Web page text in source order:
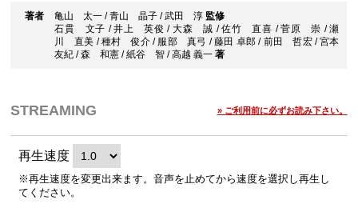
著者 亀山 太一 / 青山 晶子 / 武田 淳 監修
石貫 文子 / 井上 英俊 / 大森 誠 / 佐竹 直喜 / 菅原 崇 / 瀬
川 直美 / 種村 俊介 / 服部 真弓 / 藤田 卓郎 / 前田 哲宏 / 宮本
友紀 / 森 和憲 / 紙谷 智 / 高越 義一著
STREAMING » ご利用前に必ずお読み下さい。
再生速度
※再生速度を変更出来ます。音声を止めてから速度を選択し再生し
てください。